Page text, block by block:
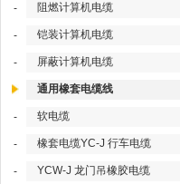
- 阻燃计算机电缆
- 铠装计算机电缆
- 屏蔽计算机电缆
通用橡套电缆线
- 软电缆
- 橡套电缆YC-J 行车电缆
- YCW-J 龙门吊橡胶电缆